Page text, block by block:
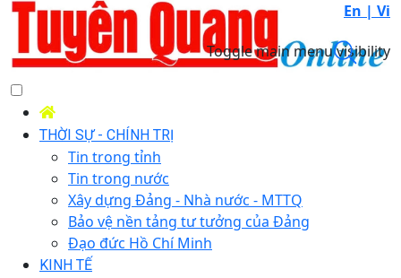
En | Vi
Toggle main menu visibility
THỜI SỰ - CHÍNH TRỊ
Tin trong tỉnh
Tin trong nước
Xây dựng Đảng - Nhà nước - MTTQ
Bảo vệ nền tảng tư tưởng của Đảng
Đạo đức Hồ Chí Minh
KINH TẾ